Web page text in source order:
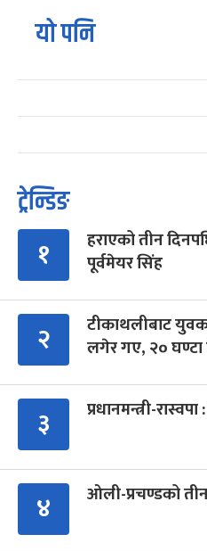
यो पनि
ट्रेन्डिङ
१
हराएको तीन
पूर्वमेयर सिंह
२
टीकाथलीबाट युवक
लगेर गए, २० घण्टा
३ प्रधानमन्त्री-
४ ओली-प्रचण्डको